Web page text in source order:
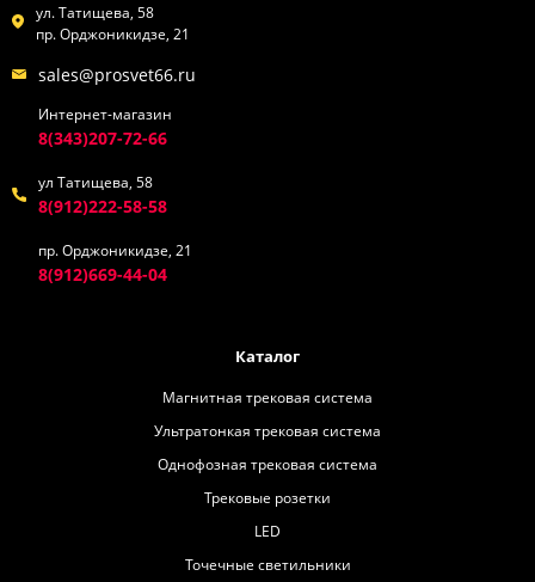
ул. Татищева, 58
пр. Орджоникидзе, 21
sales@prosvet66.ru
Интернет-магазин
8(343)207-72-66
ул Татищева, 58
8(912)222-58-58
пр. Орджоникидзе, 21
8(912)669-44-04
Каталог
Магнитная трековая система
Ультратонкая трековая система
Однофозная трековая система
Трековые розетки
LED
Точечные светильники